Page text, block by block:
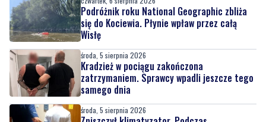
środa, 5 sierpnia 2026
Kradzież w pociągu zakończona
zatrzymaniem. Sprawcy wpadli jeszcze tego
samego dnia
środa, 5 sierpnia 2026
Zniszczył klimatyzator. Podczas
zatrzymania wyszło na jaw, że był
poszukiwany